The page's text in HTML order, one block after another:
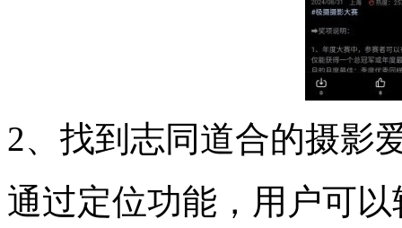
2、找到志同道合的摄影
通过定位功能，用户可